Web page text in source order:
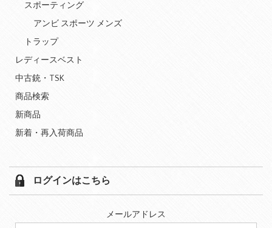
スポーティング
アンビ スポーツ メンズ
トラップ
レディースベスト
中古銃・TSK
商品検索
新商品
新着・再入荷商品
ログインはこちら
メールアドレス